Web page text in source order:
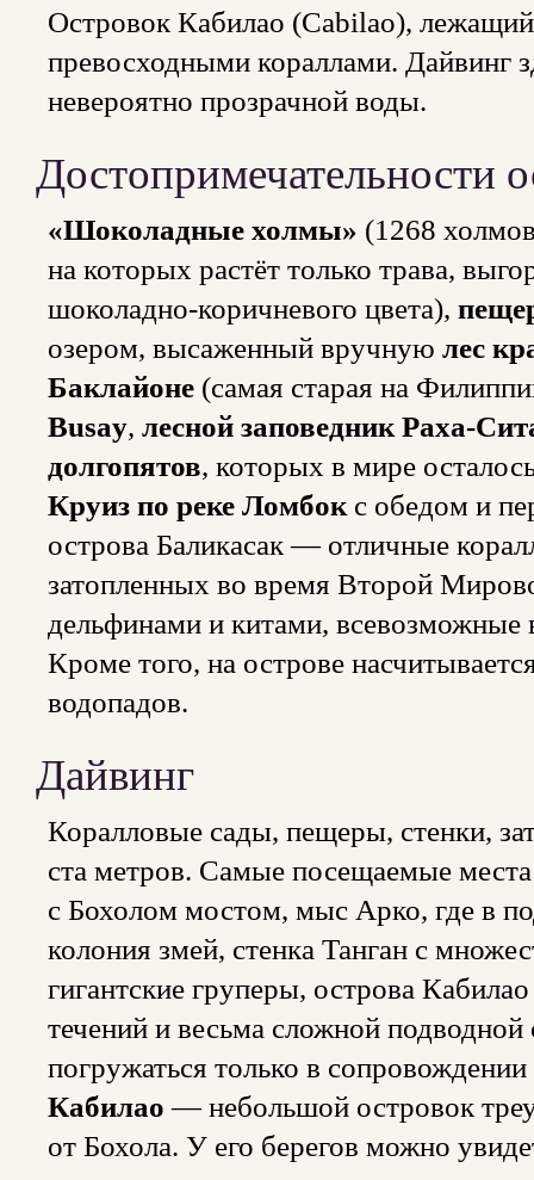
Островок Кабилао (Cabilao),
превосходными кораллами. Дайвинг
невероятно прозрачной воды.
Достопримечательности
«Шоколадные холмы» (1268
на которых растёт только трава,
шоколадно-коричневого цвета),
озером, высаженный вручную лес
Баклайоне (самая старая на
Busay, лесной заповедник Раха-
долгопятов, которых в мире
Круиз по реке Ломбок с обедом и
острова Баликасак — отличные
затопленных во время Второй
дельфинами и китами, всевозможные
Кроме того, на острове
водопадов.
Дайвинг
Коралловые сады, пещеры, стенки,
ста метров. Самые посещаемые
с Бохолом мостом, мыс Арко, где в
колония змей, стенка Танган с
гигантские груперы, острова
течений и весьма сложной
погружаться только в сопровождении
Кабилао — небольшой островок
от Бохола. У его берегов можно